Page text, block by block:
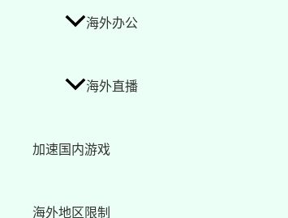
海外办公
海外直播
加速国内游戏
海外地区限制